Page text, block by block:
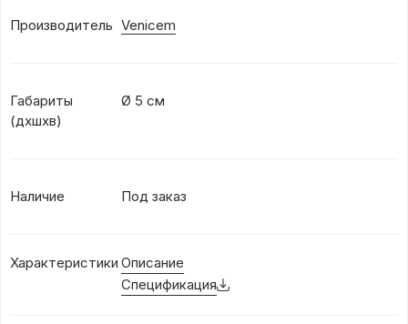
Производитель Venicem
Габариты
(дхшхв)
Ø 5 см
Наличие Под заказ
Характеристики Описание
Спецификация